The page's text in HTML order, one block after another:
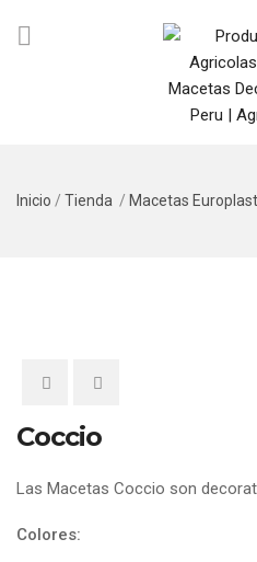
Inicio / Tienda / Macetas
Coccio
0
of
5
0
Las Macetas Coccio son
Colores: